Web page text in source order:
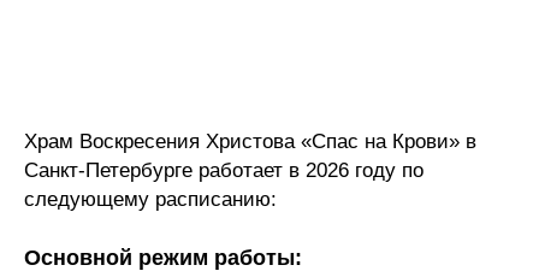
Храм Воскресения Христова «Спас на Крови» в
Санкт-Петербурге работает в 2026 году по
следующему расписанию:
Основной режим работы: